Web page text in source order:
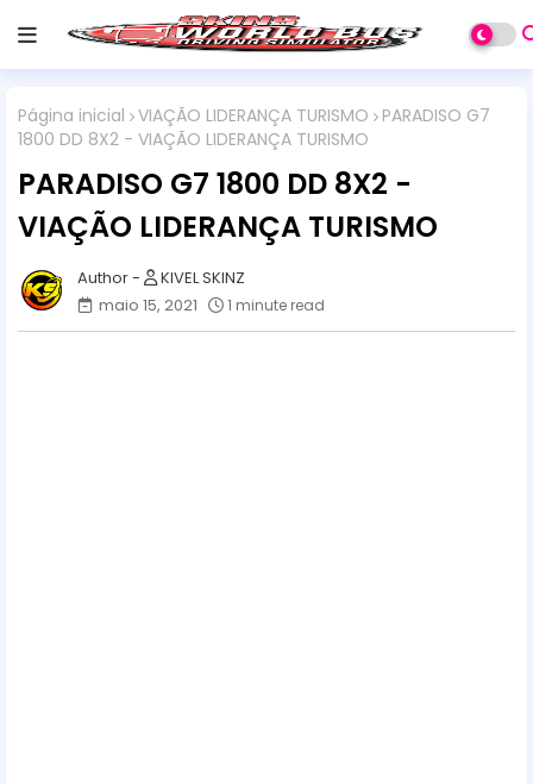
Página inicial VIAÇÃO LIDERANÇA TURISMO
PARADISO G7
1800 DD 8X2 - VIAÇÃO LIDERANÇA TURISMO
PARADISO G7 1800 DD 8X2 -
VIAÇÃO LIDERANÇA TURISMO
KIVEL SKINZ
maio 15, 2021
1 minute read